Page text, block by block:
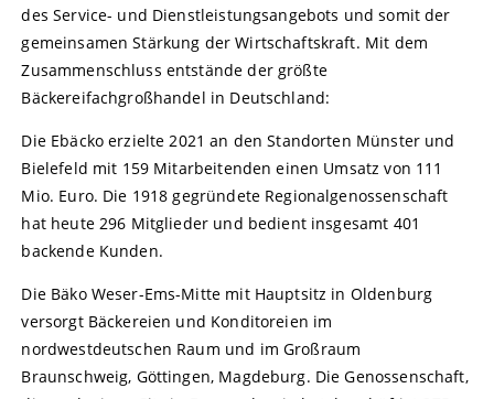
des Service- und Dienstleistungsangebots und somit der
gemeinsamen Stärkung der Wirtschaftskraft. Mit dem
Zusammenschluss entstände der größte
Bäckereifachgroßhandel in Deutschland:
Die Ebäcko erzielte 2021 an den Standorten Münster und
Bielefeld mit 159 Mitarbeitenden einen Umsatz von 111
Mio. Euro. Die 1918 gegründete Regionalgenossenschaft
hat heute 296 Mitglieder und bedient insgesamt 401
backende Kunden.
Die Bäko Weser-Ems-Mitte mit Hauptsitz in Oldenburg
versorgt Bäckereien und Konditoreien im
nordwestdeutschen Raum und im Großraum
Braunschweig, Göttingen, Magdeburg. Die Genossenschaft,